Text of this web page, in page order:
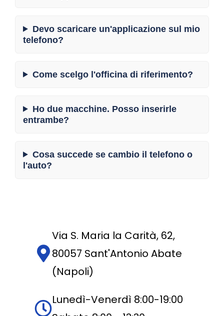
Devo scaricare un'applicazione sul mio
telefono?
Come scelgo l'officina di riferimento?
Ho due macchine. Posso inserirle
entrambe?
Cosa succede se cambio il telefono o
l'auto?
Via S. Maria la Carità, 62,
80057 Sant'Antonio Abate
(Napoli)
Lunedì-Venerdì 8:00-19:00